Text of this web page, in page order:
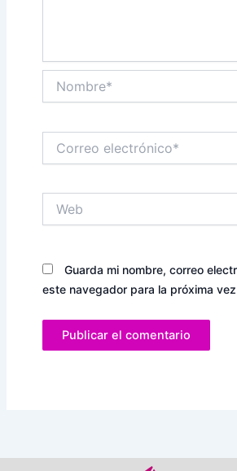
electrónico*
Guarda mi nombre, correo
este navegador para la próxima